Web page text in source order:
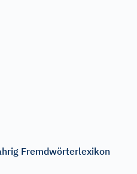
Fremdwörterlexikon